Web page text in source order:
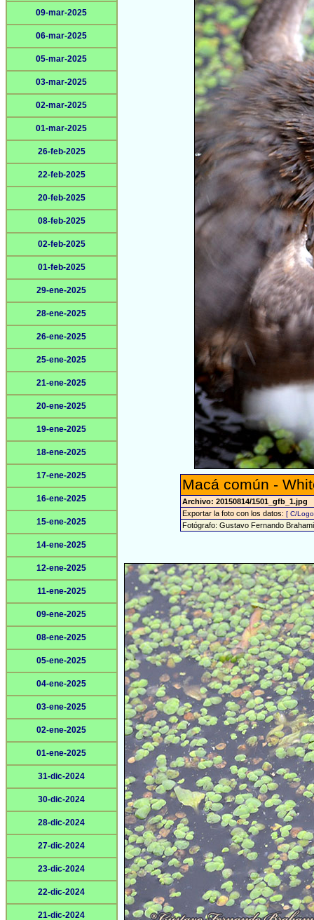
09-mar-2025
06-mar-2025
05-mar-2025
03-mar-2025
02-mar-2025
01-mar-2025
26-feb-2025
22-feb-2025
20-feb-2025
08-feb-2025
02-feb-2025
01-feb-2025
29-ene-2025
28-ene-2025
26-ene-2025
25-ene-2025
21-ene-2025
20-ene-2025
19-ene-2025
18-ene-2025
17-ene-2025
16-ene-2025
15-ene-2025
14-ene-2025
12-ene-2025
11-ene-2025
09-ene-2025
08-ene-2025
05-ene-2025
04-ene-2025
03-ene-2025
02-ene-2025
01-ene-2025
31-dic-2024
30-dic-2024
28-dic-2024
27-dic-2024
23-dic-2024
22-dic-2024
21-dic-2024
Macá común -
Archivo: 20150814/1501_gfb_1.jpg
Exportar la foto con los datos: [ C/
Fotógrafo: Gustavo Fernando